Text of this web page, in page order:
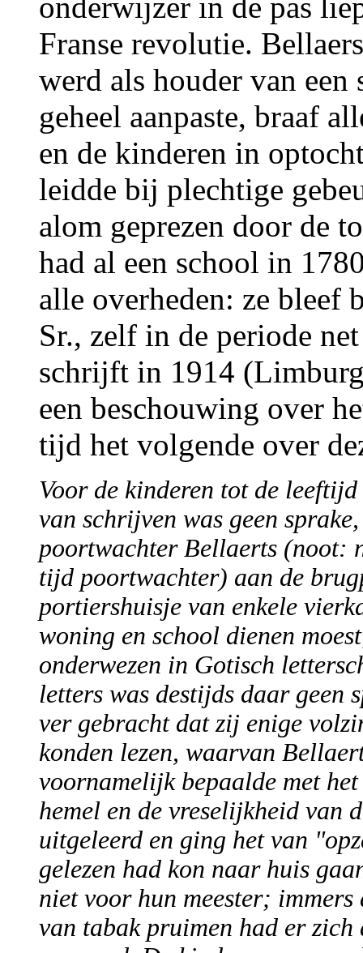
onderwijzer in de pas
Franse revolutie.
werd als houder van
geheel aanpaste, braaf
en de kinderen in
leidde bij plechtige
alom geprezen door de
had al een school in
alle overheden: ze bleef
Sr., zelf in de periode
schrijft in 1914
een beschouwing over
tijd het volgende over
Voor de kinderen tot de leeftijd
van schrijven was geen
poortwachter Bellaerts (noot:
tijd poortwachter) aan de
portiershuisje van enkele
woning en school dienen
onderwezen in Gotisch
letters was destijds daar geen
ver gebracht dat zij enige
konden lezen, waarvan
voornamelijk bepaalde met
hemel en de vreselijkheid van
uitgeleerd en ging het van
gelezen had kon naar huis
niet voor hun meester;
van tabak pruimen had er